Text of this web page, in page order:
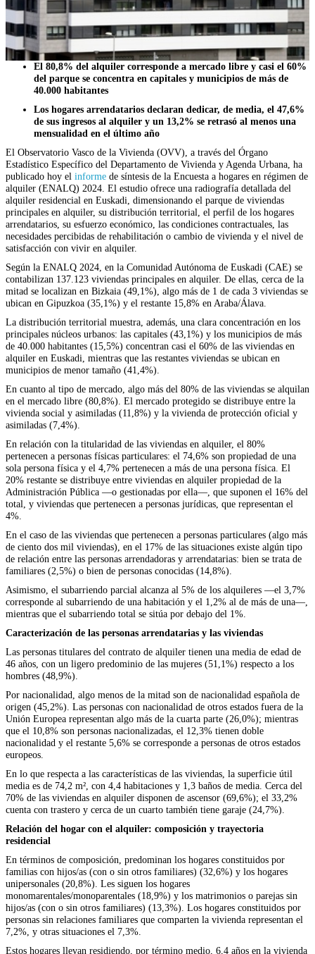
El 80,8% del alquiler corresponde a mercado libre y casi el 60%
del parque se concentra en capitales y municipios de más de
40.000 habitantes
Los hogares arrendatarios declaran dedicar, de media, el 47,6%
de sus ingresos al alquiler y un 13,2% se retrasó al menos una
mensualidad en el último año
El Observatorio Vasco de la Vivienda (OVV), a través del Órgano
Estadístico Específico del Departamento de Vivienda y Agenda Urbana, ha
publicado hoy el informe de síntesis de la Encuesta a hogares en régimen de
alquiler (ENALQ) 2024. El estudio ofrece una radiografía detallada del
alquiler residencial en Euskadi, dimensionando el parque de viviendas
principales en alquiler, su distribución territorial, el perfil de los hogares
arrendatarios, su esfuerzo económico, las condiciones contractuales, las
necesidades percibidas de rehabilitación o cambio de vivienda y el nivel de
satisfacción con vivir en alquiler.
Según la ENALQ 2024, en la Comunidad Autónoma de Euskadi (CAE) se
contabilizan 137.123 viviendas principales en alquiler. De ellas, cerca de la
mitad se localizan en Bizkaia (49,1%), algo más de 1 de cada 3 viviendas se
ubican en Gipuzkoa (35,1%) y el restante 15,8% en Araba/Álava.
La distribución territorial muestra, además, una clara concentración en los
principales núcleos urbanos: las capitales (43,1%) y los municipios de más
de 40.000 habitantes (15,5%) concentran casi el 60% de las viviendas en
alquiler en Euskadi, mientras que las restantes viviendas se ubican en
municipios de menor tamaño (41,4%).
En cuanto al tipo de mercado, algo más del 80% de las viviendas se alquilan
en el mercado libre (80,8%). El mercado protegido se distribuye entre la
vivienda social y asimiladas (11,8%) y la vivienda de protección oficial y
asimiladas (7,4%).
En relación con la titularidad de las viviendas en alquiler, el 80%
pertenecen a personas físicas particulares: el 74,6% son propiedad de una
sola persona física y el 4,7% pertenecen a más de una persona física. El
20% restante se distribuye entre viviendas en alquiler propiedad de la
Administración Pública —o gestionadas por ella—, que suponen el 16% del
total, y viviendas que pertenecen a personas jurídicas, que representan el
4%.
En el caso de las viviendas que pertenecen a personas particulares (algo más
de ciento dos mil viviendas), en el 17% de las situaciones existe algún tipo
de relación entre las personas arrendadoras y arrendatarias: bien se trata de
familiares (2,5%) o bien de personas conocidas (14,8%).
Asimismo, el subarriendo parcial alcanza al 5% de los alquileres —el 3,7%
corresponde al subarriendo de una habitación y el 1,2% al de más de una—,
mientras que el subarriendo total se sitúa por debajo del 1%.
Caracterización de las personas arrendatarias y las viviendas
Las personas titulares del contrato de alquiler tienen una media de edad de
46 años, con un ligero predominio de las mujeres (51,1%) respecto a los
hombres (48,9%).
Por nacionalidad, algo menos de la mitad son de nacionalidad española de
origen (45,2%). Las personas con nacionalidad de otros estados fuera de la
Unión Europea representan algo más de la cuarta parte (26,0%); mientras
que el 10,8% son personas nacionalizadas, el 12,3% tienen doble
nacionalidad y el restante 5,6% se corresponde a personas de otros estados
europeos.
En lo que respecta a las características de las viviendas, la superficie útil
media es de 74,2 m², con 4,4 habitaciones y 1,3 baños de media. Cerca del
70% de las viviendas en alquiler disponen de ascensor (69,6%); el 33,2%
cuenta con trastero y cerca de un cuarto también tiene garaje (24,7%).
Relación del hogar con el alquiler: composición y trayectoria
residencial
En términos de composición, predominan los hogares constituidos por
familias con hijos/as (con o sin otros familiares) (32,6%) y los hogares
unipersonales (20,8%). Les siguen los hogares
monomarentales/monoparentales (18,9%) y los matrimonios o parejas sin
hijos/as (con o sin otros familiares) (13,3%). Los hogares constituidos por
personas sin relaciones familiares que comparten la vivienda representan el
7,2%, y otras situaciones el 7,3%.
Estos hogares llevan residiendo, por término medio, 6,4 años en la vivienda